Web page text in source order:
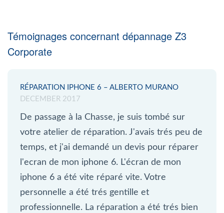
Témoignages concernant dépannage Z3
Corporate
RÉPARATION IPHONE 6 – ALBERTO MURANO
DECEMBER 2017
De passage à la Chasse, je suis tombé sur
votre atelier de réparation. J'avais trés peu de
temps, et j'ai demandé un devis pour réparer
l'ecran de mon iphone 6. L'écran de mon
iphone 6 a été vite réparé vite. Votre
personnelle a été trés gentille et
professionnelle. La réparation a été trés bien